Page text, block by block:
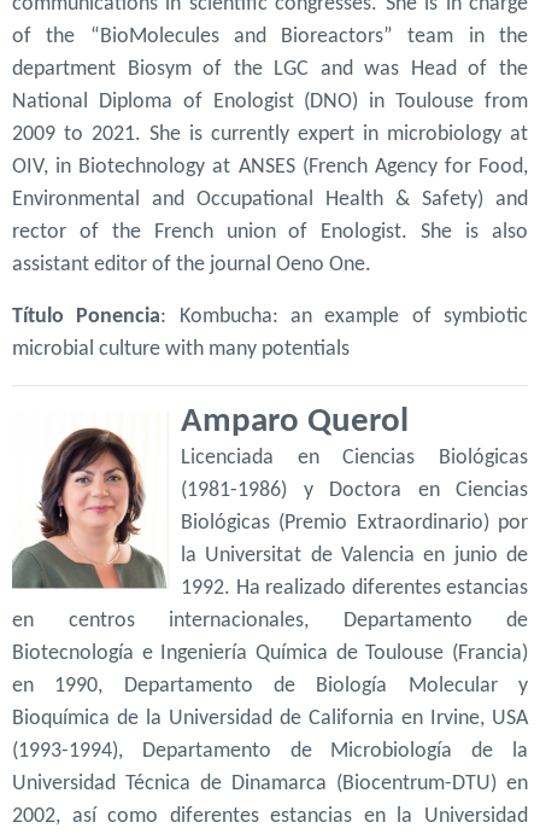
of the “BioMolecules and Bioreactors” team in the
department Biosym of the LGC and was Head of the
National Diploma of Enologist (DNO) in Toulouse from
2009 to 2021. She is currently expert in microbiology at
OIV, in Biotechnology at ANSES (French Agency for Food,
Environmental and Occupational Health & Safety) and
rector of the French union of Enologist. She is also
assistant editor of the journal Oeno One.
Título Ponencia: Kombucha: an example of symbiotic
microbial culture with many potentials
Amparo Querol
Licenciada en Ciencias Biológicas
(1981-1986) y Doctora en Ciencias
Biológicas (Premio Extraordinario) por
la Universitat de Valencia en junio de
1992. Ha realizado diferentes estancias
en centros internacionales, Departamento de
Biotecnología e Ingeniería Química de Toulouse (Francia)
en 1990, Departamento de Biología Molecular y
Bioquímica de la Universidad de California en Irvine, USA
(1993-1994), Departamento de Microbiología de la
Universidad Técnica de Dinamarca (Biocentrum-DTU) en
2002, así como diferentes estancias en la Universidad